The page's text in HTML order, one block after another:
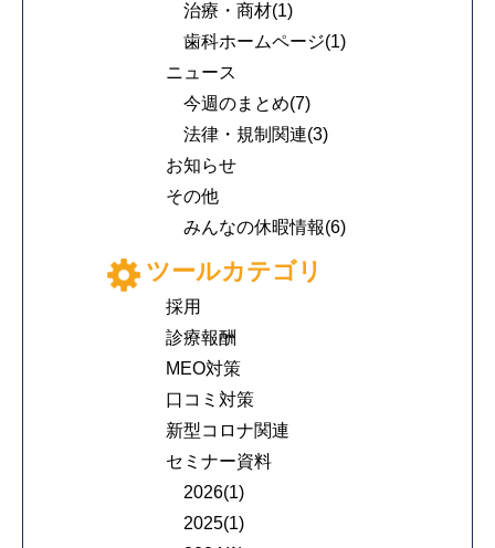
治療・商材(1)
歯科ホームページ(1)
ニュース
今週のまとめ(7)
法律・規制関連(3)
お知らせ
その他
みんなの休暇情報(6)
ツールカテゴリ
採用
診療報酬
MEO対策
口コミ対策
新型コロナ関連
セミナー資料
2026(1)
2025(1)